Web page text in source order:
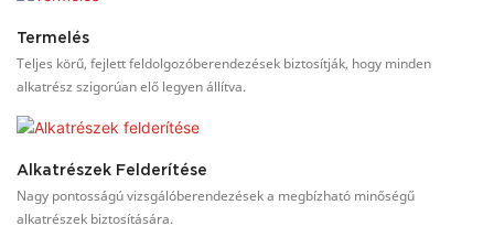
Termelés
Teljes körű, fejlett feldolgozóberendezések biztosítják, hogy minden
alkatrész szigorúan elő legyen állítva.
Alkatrészek Felderítése
Nagy pontosságú vizsgálóberendezések a megbízható minőségű
alkatrészek biztosítására.